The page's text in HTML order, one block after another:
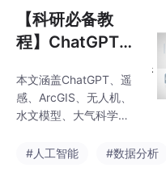
图、气泡图、森
林图等）
图、三元图、三维图
等、遥感、数据处理、
降尺度、全球植被类型
感数据处理
【科研必备教
程】ChatGPT、
感、水文、洪
水、语言、地
等领域模型应用
本文涵盖ChatGPT、遥
感、ArcGIS、无人机、
水文模型、大气科学、
土壤、数据语言、生物
#人工智能 #数据分析